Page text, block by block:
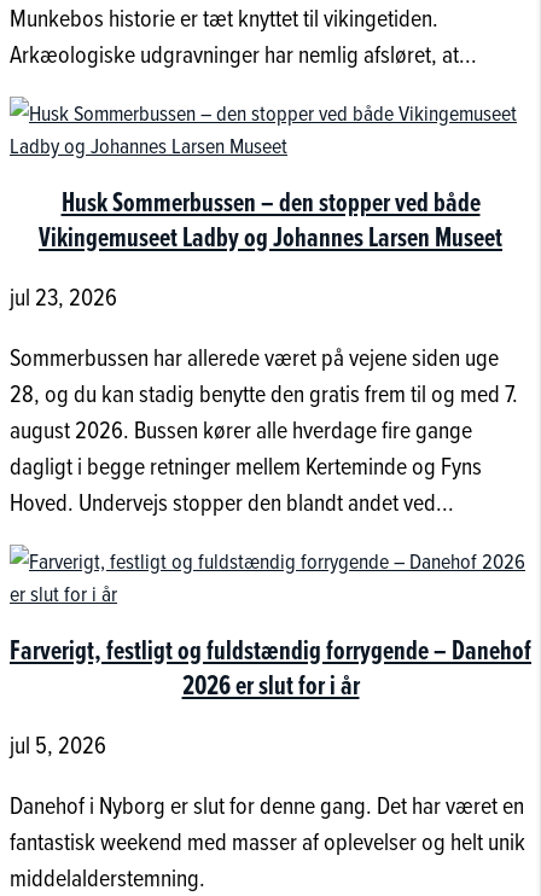
Munkebos historie er tæt knyttet til vikingetiden.
Arkæologiske udgravninger har nemlig afsløret, at...
Husk Sommerbussen – den stopper ved både
Vikingemuseet Ladby og Johannes Larsen Museet
jul 23, 2026
Sommerbussen har allerede været på vejene siden uge
28, og du kan stadig benytte den gratis frem til og med 7.
august 2026. Bussen kører alle hverdage fire gange
dagligt i begge retninger mellem Kerteminde og Fyns
Hoved. Undervejs stopper den blandt andet ved...
Farverigt, festligt og fuldstændig forrygende – Danehof
2026 er slut for i år
jul 5, 2026
Danehof i Nyborg er slut for denne gang. Det har været en
fantastisk weekend med masser af oplevelser og helt unik
middelalderstemning.